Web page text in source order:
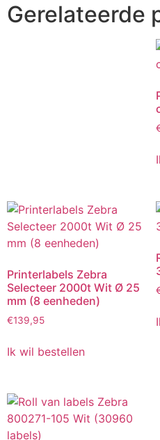
Gerelateerde
Printerlabels Zebra
Selecteer 2000t Wit Ø 25
mm (8 eenheden)
€139,95
Ik wil bestellen